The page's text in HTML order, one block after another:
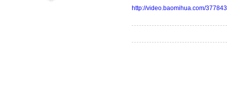
http://video.baomihua.com/